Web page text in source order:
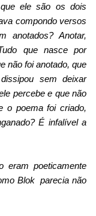
ele são os dois
compondo versos
anotados? Anotar,
que nasce por
não foi anotado, que
sem deixar
percebe e que não
o poema foi criado,
É infalível a
eram poeticamente
Blok parecia não